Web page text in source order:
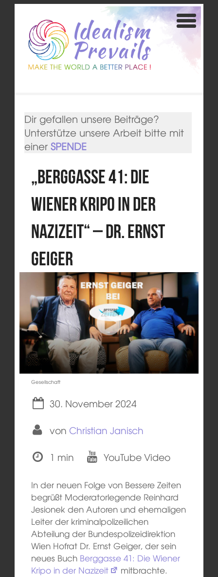
Dir gefallen unsere Beiträge?
Unterstütze unsere Arbeit bitte mit
einer SPENDE
„Berggasse 41: Die
Wiener Kripo in der
Nazizeit“ – Dr. Ernst
Geiger
Gesellschaft
30. November 2024
von Christian Janisch
1 min
YouTube Video
In der neuen Folge von Bessere Zeiten
begrüßt Moderatorlegende Reinhard
Jesionek den Autoren und ehemaligen
Leiter der kriminalpolizeilichen
Abteilung der Bundespolizeidirektion
Wien Hofrat Dr. Ernst Geiger, der sein
neues Buch Berggasse 41: Die Wiener
Kripo in der Nazizeit
mitbrachte.